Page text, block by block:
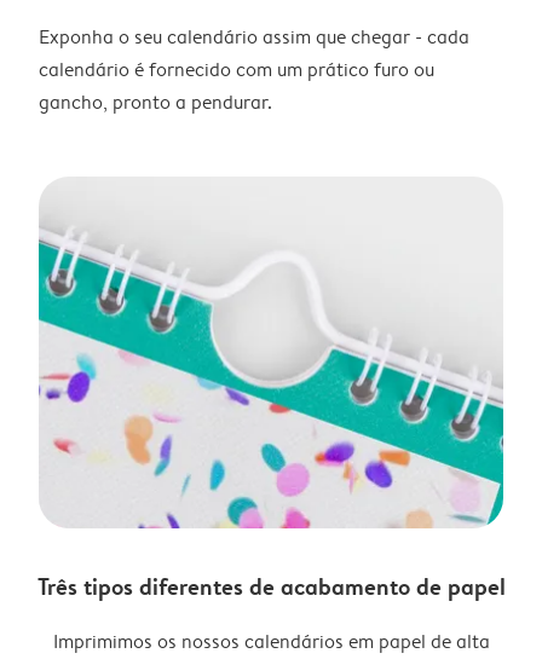
Exponha o seu calendário assim que chegar - cada
calendário é fornecido com um prático furo ou
gancho, pronto a pendurar.
Três tipos diferentes de acabamento de papel
Imprimimos os nossos calendários em papel de alta